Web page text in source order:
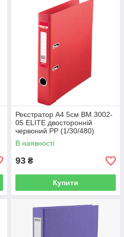
Реєстратор А4 5см BM.3002-
05 ELITE двосторонній
червоний PP (1/30/480)
В наявності
93 ₴
Купити